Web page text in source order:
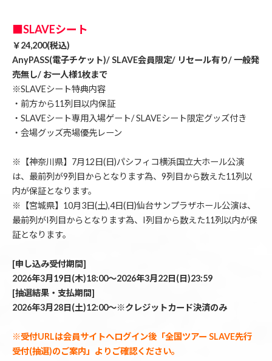
■SLAVEシート
￥24,200(税込)
AnyPASS(電子チケット)/ SLAVE会員限定/ リセール有り/ 一般発
売無し/ お一人様1枚まで
※SLAVEシート特典内容
・前方から11列目以内保証
・SLAVEシート専用入場ゲート/ SLAVEシート限定グッズ付き
・会場グッズ売場優先レーン
※【神奈川県】7月12日(日)パシフィコ横浜国立大ホール公演
は、最前列が9列目からとなります為、9列目から数えた11列以
内が保証となります。
※【宮城県】10月3日(土),4日(日)仙台サンプラザホール公演は、
最前列がI列目からとなります為、I列目から数えた11列以内が保
証となります。
[申し込み受付期間]
2026年3月19日(木)18:00～2026年3月22日(日)23:59
[抽選結果・支払期間]
2026年3月28日(土)12:00～※クレジットカード決済のみ
※受付URLは会員サイトへログイン後「全国ツアー SLAVE先行
受付(抽選)のご案内」よりご確認ください。